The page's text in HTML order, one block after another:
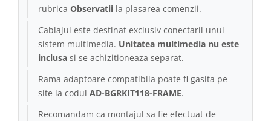
rubrica Observatii la plasarea comenzii.
Cablajul este destinat exclusiv conectarii unui
sistem multimedia. Unitatea multimedia nu este
inclusa si se achizitioneaza separat.
Rama adaptoare compatibila poate fi gasita pe
site la codul AD-BGRKIT118-FRAME.
Recomandam ca montajul sa fie efectuat de